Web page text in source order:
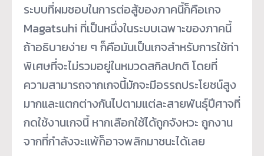
ระบบที่ผมชอบในการต่อสู้ของภาคนี้ก็คือเกจ
Magatsuhi ที่เป็นหนึ่งในระบบเฉพาะของภาคนี้
ถ้าอธิบายง่าย ๆ ก็คือมันเป็นเกจสำหรับการใช้ท่า
พิเศษที่จะไม่รวมอยู่ในหมวดสกิลปกติ โดยที่
ความสามารถจากเกจนี้มักจะมีอรรถประโยชน์สูง
มากและแตกต่างกันไปตามแต่ละสายพันธุ์ปีศาจที่
กดใช้งานเกจนี้ หากเลือกใช้ได้ถูกจังหวะ ถูกงาน
จากที่กำลังจะแพ้ก็อาจพลิกมาชนะได้เลย